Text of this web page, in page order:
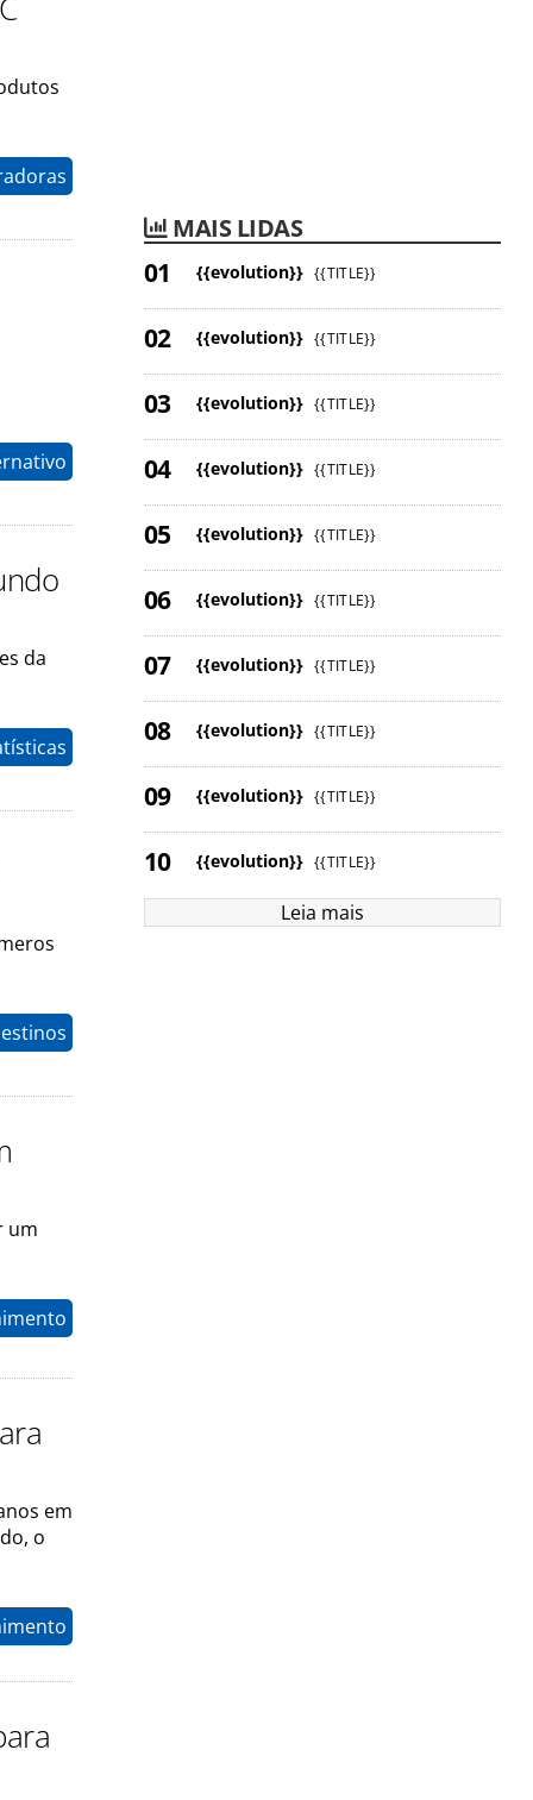
da
um
em
o
MAIS LIDAS
{{evolution}} {{TITLE}}
{{evolution}} {{TITLE}}
{{evolution}} {{TITLE}}
{{evolution}} {{TITLE}}
{{evolution}} {{TITLE}}
{{evolution}} {{TITLE}}
{{evolution}} {{TITLE}}
{{evolution}} {{TITLE}}
{{evolution}} {{TITLE}}
{{evolution}} {{TITLE}}
Leia mais